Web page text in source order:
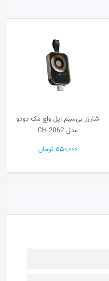
شارژر بی‌سیم اپل واچ مک دودو
مدل CH-2062
550,000 تومان